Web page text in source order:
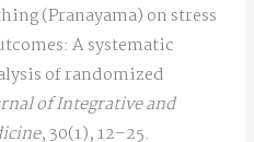
(Pranayama) on stress
A systematic
of randomized
of Integrative and
, 30(1), 12–25.